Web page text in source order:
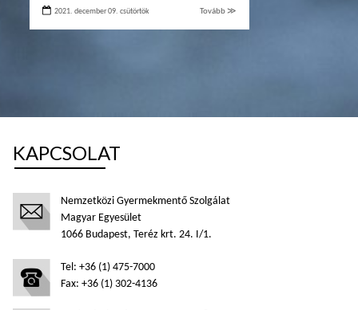
2021. december 09. csütörtök Tovább ≫
KAPCSOLAT
Nemzetközi Gyermekmentő Szolgálat
Magyar Egyesület
1066 Budapest, Teréz krt. 24. I/1.
Tel: +36 (1) 475-7000
Fax: +36 (1) 302-4136